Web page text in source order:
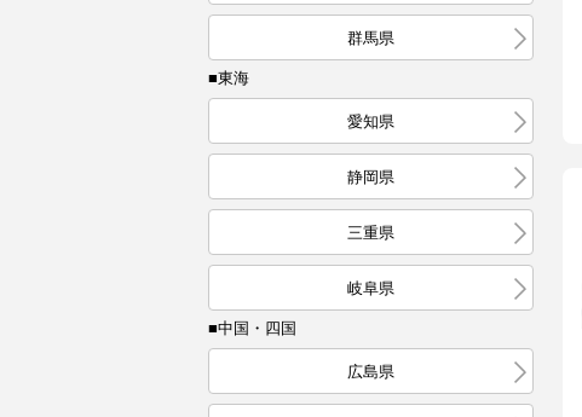
群馬県
■東海
愛知県
静岡県
三重県
岐阜県
■中国・四国
広島県